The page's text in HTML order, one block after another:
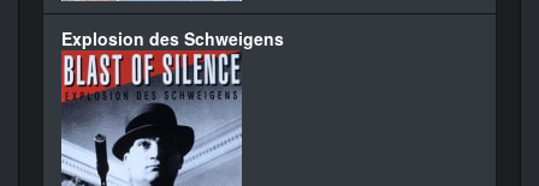
Explosion des Schweigens